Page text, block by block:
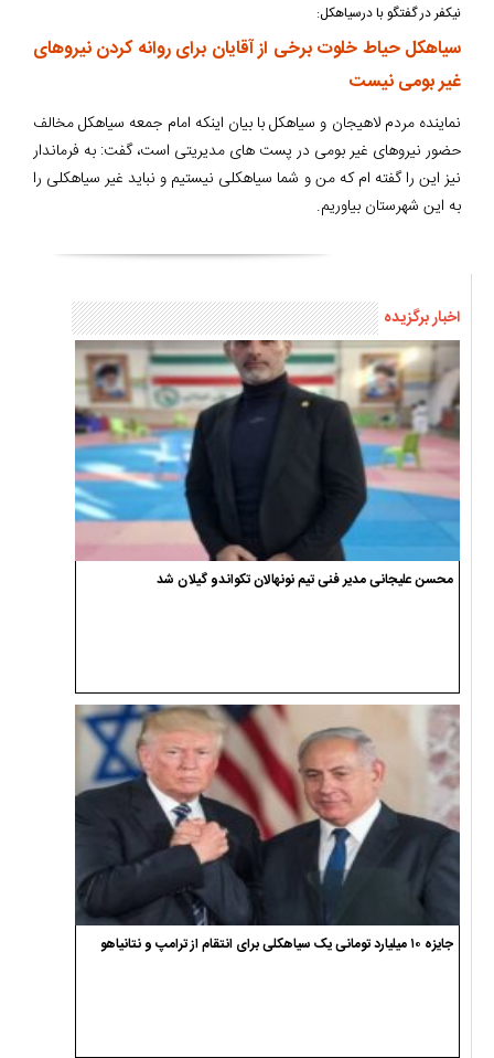
نیکفر در گفتگو با درسیاهکل:
سیاهکل حیاط خلوت برخی از آقایان برای روانه کردن نیروهای
غیر بومی نیست
نماینده مردم لاهیجان و سیاهکل با بیان اینکه امام جمعه سیاهکل مخالف
حضور نیروهای غیر بومی در پست های مدیریتی است، گفت: به فرماندار
نیز این را گفته ام که من و شما سیاهکلی نیستیم و نباید غیر سیاهکلی را
به این شهرستان بیاوریم.
اخبار برگزیده
محسن علیجانی مدیر فنی تیم نونهالان تکواندو گیلان شد
جایزه ۱۰ میلیارد تومانی یک سیاهکلی برای انتقام از ترامپ و نتانیاهو